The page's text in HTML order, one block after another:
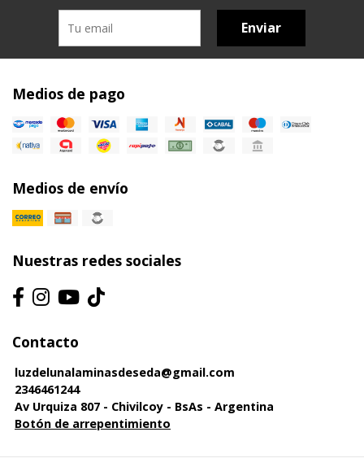
Enviar
Medios de pago
Medios de envío
Nuestras redes sociales
Contacto
luzdelunalaminasdeseda@gmail.com
2346461244
Av Urquiza 807 - Chivilcoy - BsAs - Argentina
Botón de arrepentimiento